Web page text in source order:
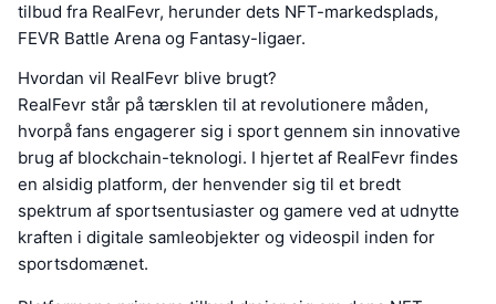
tilbud fra RealFevr, herunder dets NFT-markedsplads,
FEVR Battle Arena og Fantasy-ligaer.
Hvordan vil RealFevr blive brugt?
RealFevr står på tærsklen til at revolutionere måden,
hvorpå fans engagerer sig i sport gennem sin innovative
brug af blockchain-teknologi. I hjertet af RealFevr findes
en alsidig platform, der henvender sig til et bredt
spektrum af sportsentusiaster og gamere ved at udnytte
kraften i digitale samleobjekter og videospil inden for
sportsdomænet.